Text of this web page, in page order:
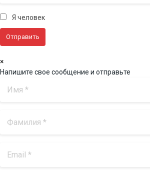
Я человек
×
Напишите свое сообщение и отправьте